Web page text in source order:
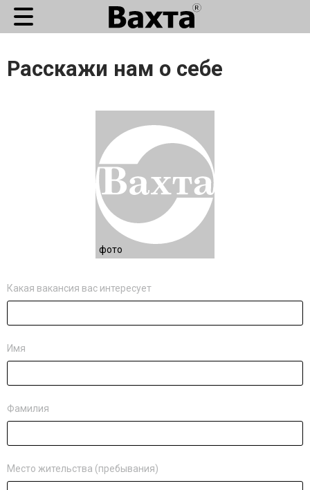
Расскажи нам о себе
фото
Какая вакансия вас интересует
Имя
Фамилия
Место жительства (пребывания)